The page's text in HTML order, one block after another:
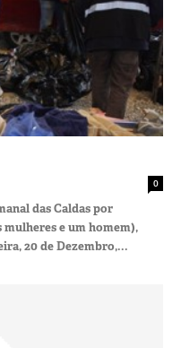
0
das Caldas por
e um homem),
20 de Dezembro,...